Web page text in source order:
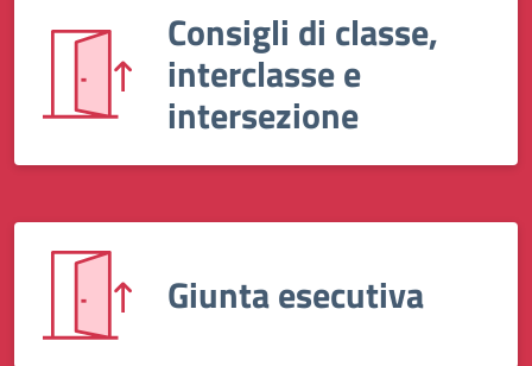
Consigli di classe,
interclasse e
intersezione
Giunta esecutiva